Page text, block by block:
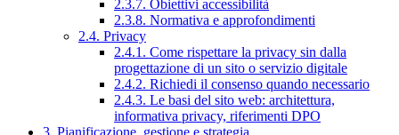
2.3.7. Obiettivi accessibilità
2.3.8. Normativa e approfondimenti
2.4. Privacy
2.4.1. Come rispettare la privacy sin dalla
progettazione di un sito o servizio digitale
2.4.2. Richiedi il consenso quando necessario
2.4.3. Le basi del sito web: architettura,
informativa privacy, riferimenti DPO
3. Pianificazione, gestione e strategia